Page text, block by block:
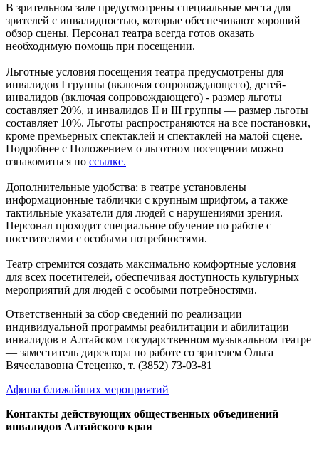
В зрительном зале предусмотрены специальные места для
зрителей с инвалидностью, которые обеспечивают хороший
обзор сцены. Персонал театра всегда готов оказать
необходимую помощь при посещении.
Льготные условия посещения театра предусмотрены для
инвалидов I группы (включая сопровождающего), детей-
инвалидов (включая сопровождающего) - размер льготы
составляет 20%, и инвалидов II и III группы — размер льготы
составляет 10%. Льготы распространяются на все постановки,
кроме премьерных спектаклей и спектаклей на малой сцене.
Подробнее с Положением о льготном посещении можно
ознакомиться по ссылке.
Дополнительные удобства: в театре установлены
информационные таблички с крупным шрифтом, а также
тактильные указатели для людей с нарушениями зрения.
Персонал проходит специальное обучение по работе с
посетителями с особыми потребностями.
Театр стремится создать максимально комфортные условия
для всех посетителей, обеспечивая доступность культурных
мероприятий для людей с особыми потребностями.
Ответственный за сбор сведений по реализации
индивидуальной программы реабилитации и абилитации
инвалидов в Алтайском государственном музыкальном театре
— заместитель директора по работе со зрителем Ольга
Вячеславовна Стеценко, т. (3852) 73-03-81
Афиша ближайших мероприятий
Контакты действующих общественных объединений
инвалидов Алтайского края